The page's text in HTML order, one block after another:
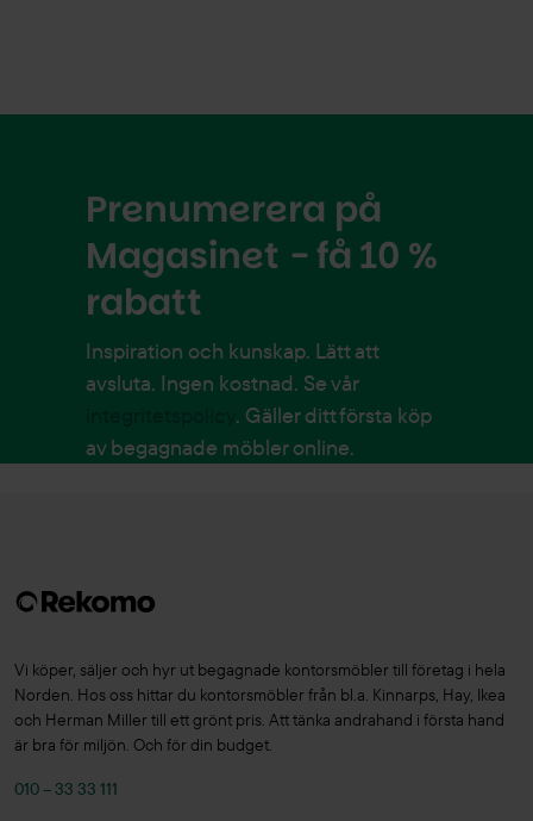
Prenumerera på
Magasinet - få 10 %
rabatt
Inspiration och kunskap. Lätt att
avsluta. Ingen kostnad. Se vår
. Gäller ditt första köp
av begagnade möbler online.
Vi köper, säljer och hyr ut begagnade kontorsmöbler till företag i hela
Norden. Hos oss hittar du kontorsmöbler från bl.a. Kinnarps, Hay, Ikea
och Herman Miller till ett grönt pris. Att tänka andrahand i första hand
är bra för miljön. Och för din budget.
010 – 33 33 111